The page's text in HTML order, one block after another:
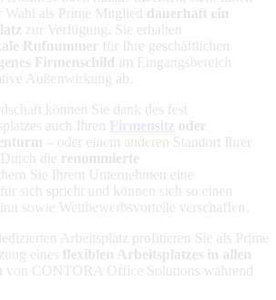
Wahl als Prime Mitglied dauerhaft ein
zur Verfügung. Sie erhalten
Rufnummer für Ihre geschäftlichen
Firmenschild im Eingangsbereich
Außenwirkung ab.
können Sie dank des fest
auch Ihren
Firmensitz oder
– oder einem anderen Standort Ihrer
. Durch die renommierte
Sie Ihrem Unternehmen eine
für sich spricht und können sich so einen
sowie Wettbewerbsvorteile verschaffen.
Arbeitsplatz profitieren Sie als Prime
eines flexiblen Arbeitsplatzes in allen
von CONTORA Office Solutions während